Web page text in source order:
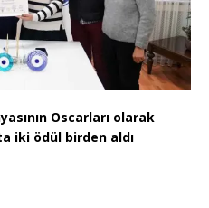
Oscarları olarak
iki ödül birden aldı